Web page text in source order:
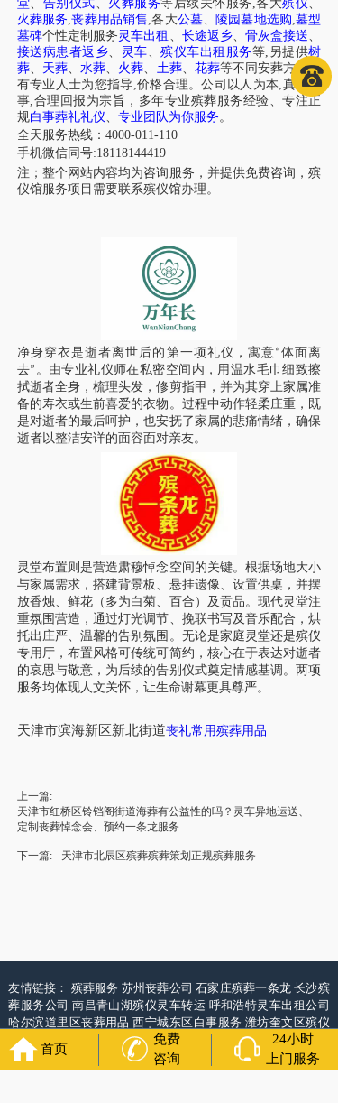
堂、 告别仪式、 火葬服务等后续关怀服务,各大殡仪、
火葬服务,丧葬用品销售,各大公墓、 陵园墓地选购,墓型
墓碑个性定制服务 灵车出租 、 长途返乡、 骨灰盒接送、
接送病患者返乡、 灵车、殡仪车出租服务等,另提供树
葬、 天葬、水葬、 火葬、 土葬、 花葬等不同安葬方式，
有专业人士为您指导,价格合理。公司以人为本,真诚做
事,合理回报为宗旨，多年专业殡葬服务经验、专注正
规白事葬礼礼仪、 专业团队为你服务。
全天服务热线：4000-011-110
手机微信同号:18118144419
注；整个网站内容均为咨询服务，并提供免费咨询，殡
仪馆服务项目需要联系殡仪馆办理。
净身穿衣是逝者离世后的第一项礼仪，寓意“体面离
去” 。由专业礼仪师在私密空间内，用温水毛巾细致擦
拭逝者全身，梳理头发，修剪指甲，并为其穿上家属准
备的寿衣或生前喜爱的衣物。过程中动作轻柔庄重，既
是对逝者的最后呵护，也安抚了家属的悲痛情绪，确保
逝者以整洁安详的面容面对亲友。
灵堂布置则是营造肃穆悼念空间的关键。根据场地大小
与家属需求，搭建背景板、悬挂遗像、设置供桌，并摆
放香烛、鲜花（多为白菊、百合）及贡品。现代灵堂注
重氛围营造，通过灯光调节、挽联书写及音乐配合，烘
托出庄严、温馨的告别氛围。无论是家庭灵堂还是殡仪
专用厅，布置风格可传统可简约，核心在于表达对逝者
的哀思与敬意，为后续的告别仪式奠定情感基调。两项
服务均体现人文关怀，让生命谢幕更具尊严。
天津市滨海新区新北街道丧礼常用殡葬用品
上一篇:
天津市红桥区铃铛阁街道海葬有公益性的吗？灵车异地运送、
定制丧葬悼念会、预约一条龙服务
下一篇: 天津市北辰区殡葬殡葬策划正规殡葬服务
友情链接： 殡葬服务 苏州丧葬公司石家庄殡葬一条龙长沙殡
葬服务公司南昌青山湖殡仪灵车转运 呼和浩特灵车出租公司
哈尔滨道里区丧葬用品西宁城东区白事服务 潍坊奎文区殡仪
服务
杭州上城区灵堂布置
沈阳浑南区殡葬平台
中国墓地网
中国非急救转运网
首页
免费
咨询
24小时
上门服务